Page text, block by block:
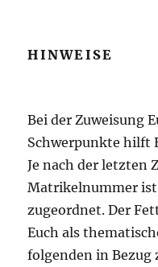
HINWEISE
Bei der Zuweisung
Schwerpunkte hilft
Je nach der letzten
Matrikelnummer ist
zugeordnet. Der
Euch als
folgenden in Bezug